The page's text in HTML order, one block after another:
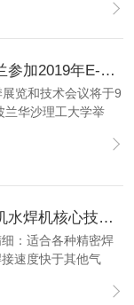
水平为知识产权目
陷"的高品质产品。
沃克能源赴波兰参加2019年E-MRS秋季展会
览和技术会议将于9
兰华沙理工大学举
系统和相关实验室
沃克能源氢氧机水焊机核心技术讲解
：适合各种精密焊
速度快于其他气
任何气瓶，只要水